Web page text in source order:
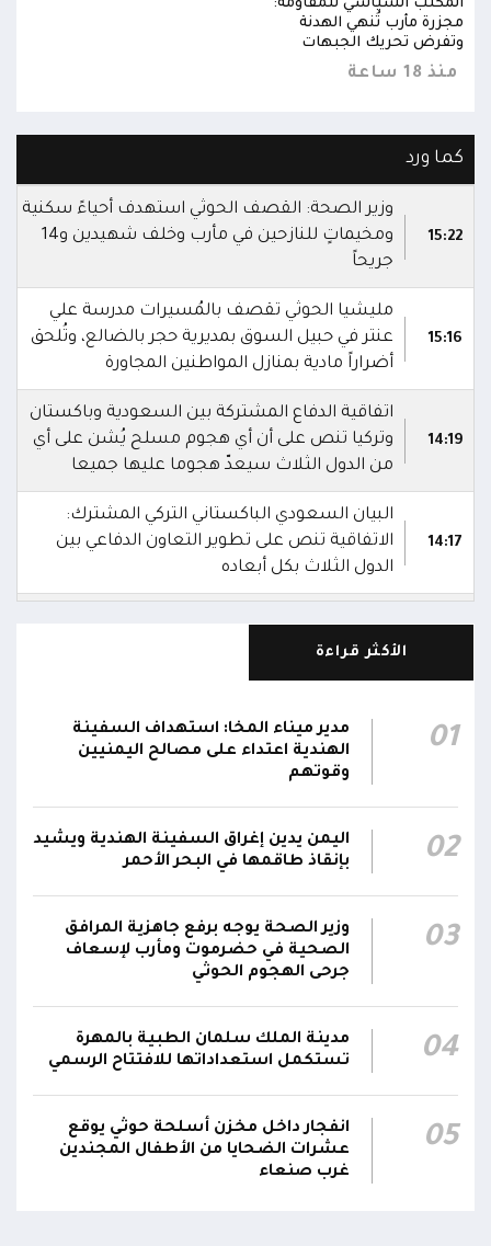
المكتب السياسي للمقاومة:
مجزرة مأرب تُنهي الهدنة
وتفرض تحريك الجبهات
منذ 18 ساعة
كما ورد
15:22
وزير الصحة: القصف الحوثي استهدف أحياءً سكنية
ومخيماتٍ للنازحين في مأرب وخلف شهيدين و14
جريحاً
15:16
مليشيا الحوثي تقصف بالمُسيرات مدرسة علي
عنتر في حبيل السوق بمديرية حجر بالضالع، وتُلحق
أضراراً مادية بمنازل المواطنين المجاورة
14:19
اتفاقية الدفاع المشتركة بين السعودية وباكستان
وتركيا تنص على أن أي هجوم مسلح يُشن على أي
من الدول الثلاث سيعدّ هجوما عليها جميعا
14:17
البيان السعودي الباكستاني التركي المشترك:
الاتفاقية تنص على تطوير التعاون الدفاعي بين
الدول الثلاث بكل أبعاده
مشترك
بمُسيرة حوثية استهدف مواقع عسكرية لقوات
دفاع شبوة في حريب جنوبي مأرب
12:02
11:57
صاروخ حوثي يستهدف مخيماً للنازحين في مأرب
ويصيب عدداً منهم.. وصاروخ آخر يطول تجمعات
سكنية
الأكثر قراءة
01
مدير ميناء المخا: استهداف السفينة
الهندية اعتداء على مصالح اليمنيين
وقوتهم
02
اليمن يدين إغراق السفينة الهندية ويشيد
بإنقاذ طاقمها في البحر الأحمر
03
وزير الصحة يوجه برفع جاهزية المرافق
الصحية في حضرموت ومأرب لإسعاف
جرحى الهجوم الحوثي
04
مدينة الملك سلمان الطبية بالمهرة
تستكمل استعداداتها للافتتاح الرسمي
05
انفجار داخل مخزن أسلحة حوثي يوقع
عشرات الضحايا من الأطفال المجندين
غرب صنعاء